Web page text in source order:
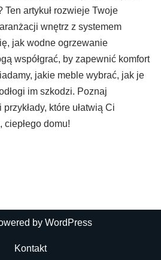
artykuł rozwieje Twoje
wnętrz z systemem
jak wodne ogrzewanie
współgrać, by zapewnić komfort
jakie meble wybrać, jak je
im szkodzi. Poznaj
które ułatwią Ci
domu!
by WordPress
Kontakt